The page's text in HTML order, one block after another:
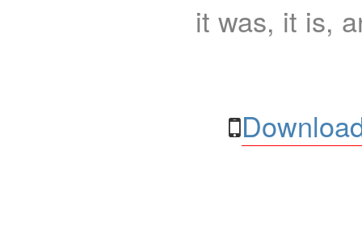
it was, it is,